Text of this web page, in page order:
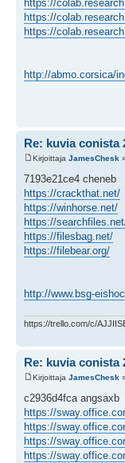
https://
https://
https://
http://abmo.corsica/
Re: kuvia conista
Kirjoittaja JamesChesk
7193e21ce4 cheneb
https://crackthat.net/
https://winhorse.net/
https://
https://filesbag.net/
https://filebear.org/
http://www.bsg-
https://trello.com/c/
Re: kuvia conista
Kirjoittaja JamesChesk
c2936d4fca angsaxb
https://
https://
https://
https://